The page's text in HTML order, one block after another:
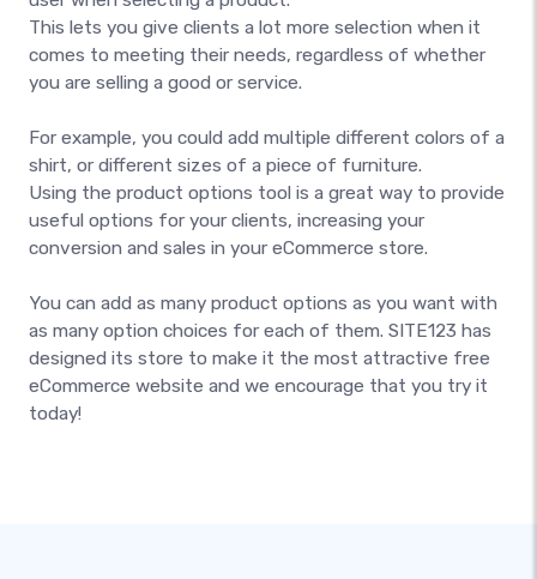
This lets you give clients a lot more selection when it
comes to meeting their needs, regardless of whether
you are selling a good or service.
For example, you could add multiple different colors of a
shirt, or different sizes of a piece of furniture.
Using the product options tool is a great way to provide
useful options for your clients, increasing your
conversion and sales in your eCommerce store.
You can add as many product options as you want with
as many option choices for each of them. SITE123 has
designed its store to make it the most attractive free
eCommerce website and we encourage that you try it
today!